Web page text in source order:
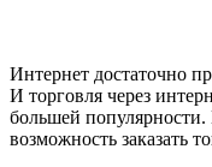
Интернет достаточно
И торговля через
большей популярности.
возможность заказать